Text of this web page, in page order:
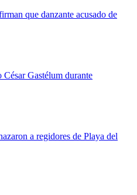
que danzante acusado de
Gastélum durante
a regidores de Playa del